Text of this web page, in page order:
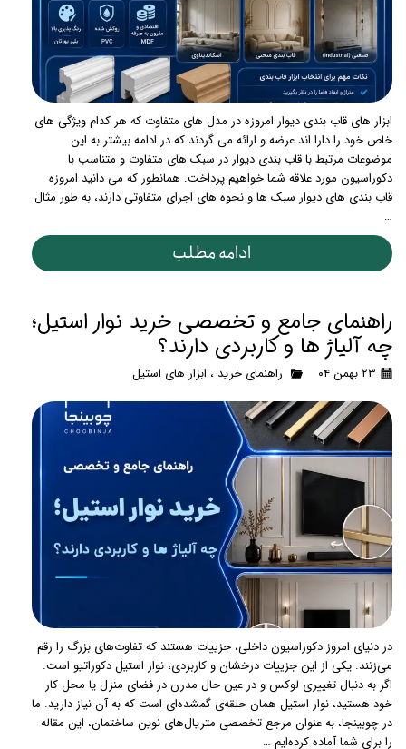
ابزار های قاب بندی دیوار امروزه در مدل های متفاوت که هر کدام ویژگی های
خاص خود را دارا اند عرضه و ارائه می گردند که در ادامه بیشتر به این
موضوعات مرتبط با قاب بندی دیوار در سبک های متفاوت و متناسب با
دکوراسیون مورد علاقه شما خواهیم پرداخت. همانطور که می دانید امروزه
قاب بندی های دیوار سبک ها و نحوه های اجرای متفاوتی دارند، به طور مثال
…
ادامه مطلب
راهنمای جامع و تخصصی خرید نوار استیل؛
چه آلیاژ ها و کاربردی دارند؟
۲۳ بهمن ۰۴ راهنمای خرید ، ابزار های استیل
در دنیای امروز دکوراسیون داخلی، جزییات هستند که تفاوت‌های بزرگ را رقم
می‌زنند. یکی از این جزییات درخشان و کاربردی، نوار استیل دکوراتیو است.
اگر به دنبال تغییری لوکس و در عین حال مدرن در فضای منزل یا محل کار
خود هستید، نوار استیل همان حلقه‌ی گمشده‌ای است که به آن نیاز دارید. ما
در چوبینجا، به عنوان مرجع تخصصی متریال‌های نوین ساختمان، این مقاله
را برای شما آماده کرده‌ایم …